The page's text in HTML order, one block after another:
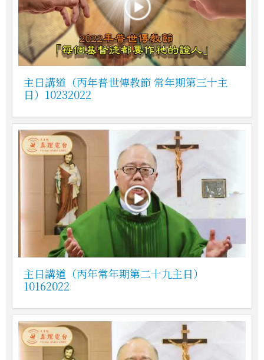
主日講道（丙年普世傳教節 常年期第三十主
日）10232022
主日講道（丙年常年期第二十九主日）
10162022